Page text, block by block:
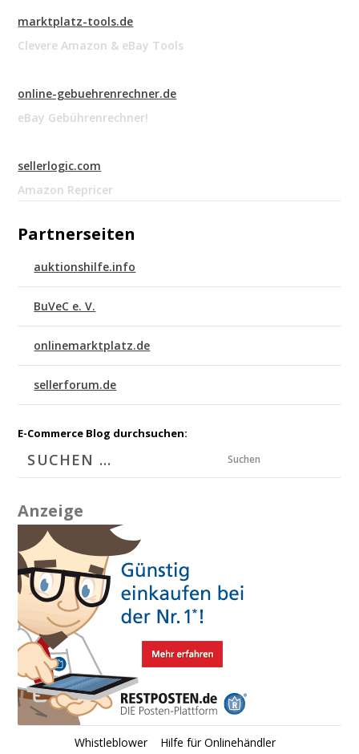
marktplatz-tools.de
Clevere Amazon & eBay Tools
online-gebuehrenrechner.de
eBay Gebührenrechner!
sellerlogic.com
Amazon Repricer
Partnerseiten
auktionshilfe.info
BuVeC e. V.
onlinemarktplatz.de
sellerforum.de
E-Commerce Blog durchsuchen:
Suchen
Anzeige
Whistleblower Hilfe für Onlinehändler